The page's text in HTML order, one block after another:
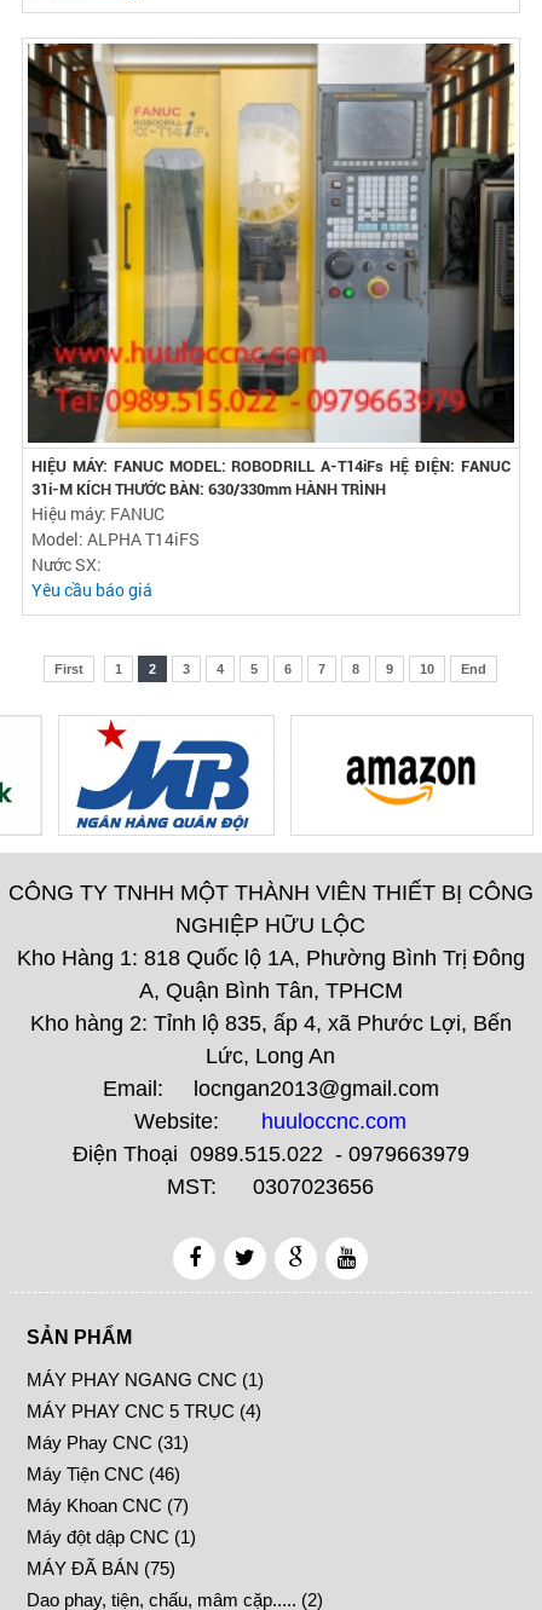
HIỆU MÁY: FANUC MODEL: ROBODRILL Α-T14iFs HỆ ĐIỆN: FANUC
31i-M KÍCH THƯỚC BÀN: 630/330mm HÀNH TRÌNH
Hiệu máy: FANUC
Model: ALPHA T14iFS
Nước SX:
Yêu cầu báo giá
First 1 2 3 4 5 6 7 8 9 10 End
CÔNG TY TNHH MỘT THÀNH VIÊN THIẾT BỊ CÔNG
NGHIỆP HỮU LỘC
Kho Hàng 1: 818 Quốc lộ 1A, Phường Bình Trị Đông
A, Quận Bình Tân, TPHCM
Kho hàng 2: Tỉnh lộ 835, ấp 4, xã Phước Lợi, Bến
Lức, Long An
Email: locngan2013@gmail.com
Website: huuloccnc.com
Điện Thoại 0989.515.022 - 0979663979
MST: 0307023656
SẢN PHẨM
MÁY PHAY NGANG CNC (1)
MÁY PHAY CNC 5 TRỤC (4)
Máy Phay CNC (31)
Máy Tiện CNC (46)
Máy Khoan CNC (7)
Máy đột dập CNC (1)
MÁY ĐÃ BÁN (75)
Dao phay, tiện, chấu, mâm cặp..... (2)